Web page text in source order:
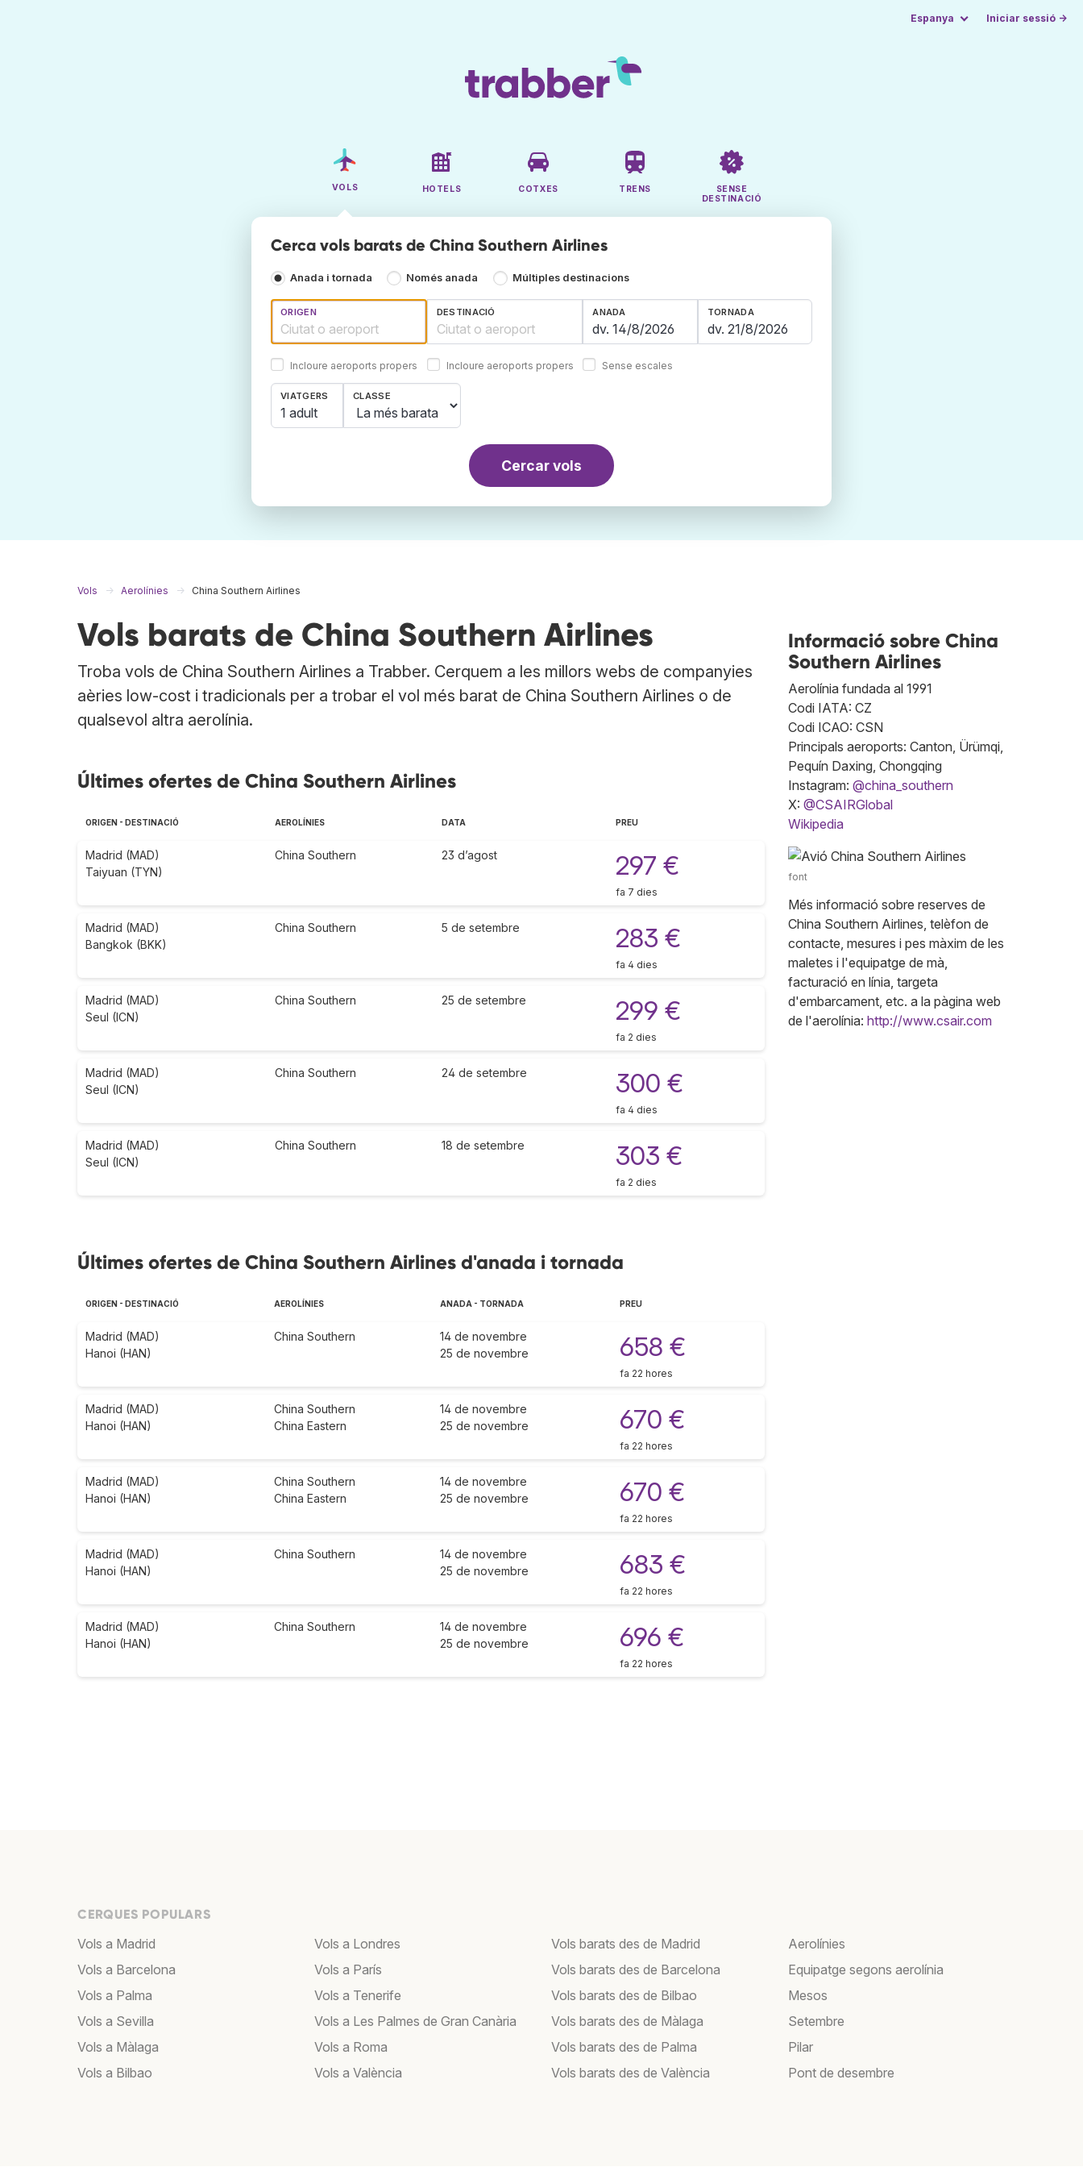
Espanya Iniciar sessió →
VOLS HOTELS COTXES TRENS
SENSE
DESTINACIÓ
Cerca vols barats de China Southern Airlines
Anada i tornada Només anada Múltiples destinacions
ORIGEN
Incloure aeroports propers
DESTINACIÓ
Incloure aeroports propers
ANADA TORNADA
Sense escales
VIATGERS
1 adult
CLASSE
Cercar vols
Vols Aerolínies China Southern Airlines
Vols barats de China Southern Airlines
Troba vols de China Southern Airlines a Trabber. Cerquem a les millors webs de companyies
aèries low-cost i tradicionals per a trobar el vol més barat de China Southern Airlines o de
qualsevol altra aerolínia.
Últimes ofertes de China Southern Airlines
ORIGEN - DESTINACIÓ AEROLÍNIES DATA PREU
Madrid (MAD)
Taiyuan (TYN)
China Southern 23 d’agost 297 €
fa 7 dies
Madrid (MAD)
Bangkok (BKK)
China Southern 5 de setembre 283 €
fa 4 dies
Madrid (MAD)
Seul (ICN)
China Southern 25 de setembre 299 €
fa 2 dies
Madrid (MAD)
Seul (ICN)
China Southern 24 de setembre 300 €
fa 4 dies
Madrid (MAD)
Seul (ICN)
China Southern 18 de setembre 303 €
fa 2 dies
Últimes ofertes de China Southern Airlines d'anada i tornada
ORIGEN - DESTINACIÓ AEROLÍNIES ANADA - TORNADA PREU
Madrid (MAD)
Hanoi (HAN)
China Southern
14 de novembre
25 de novembre
658 €
fa 22 hores
Madrid (MAD)
Hanoi (HAN)
China Southern
China Eastern
14 de novembre
25 de novembre
670 €
fa 22 hores
Madrid (MAD)
Hanoi (HAN)
China Southern
China Eastern
14 de novembre
25 de novembre
670 €
fa 22 hores
Madrid (MAD)
Hanoi (HAN)
China Southern
14 de novembre
25 de novembre
683 €
fa 22 hores
Madrid (MAD)
Hanoi (HAN)
China Southern
14 de novembre
25 de novembre
696 €
fa 22 hores
Informació sobre China
Southern Airlines
Aerolínia fundada al 1991
Codi IATA: CZ
Codi ICAO: CSN
Principals aeroports: Canton, Ürümqi,
Pequín Daxing, Chongqing
Instagram: @china_southern
X: @CSAIRGlobal
Wikipedia
font
Més informació sobre reserves de
China Southern Airlines, telèfon de
contacte, mesures i pes màxim de les
maletes i l'equipatge de mà,
facturació en línia, targeta
d'embarcament, etc. a la pàgina web
de l'aerolínia: http://www.csair.com
CERQUES POPULARS
Vols a Madrid
Vols a Barcelona
Vols a Palma
Vols a Sevilla
Vols a Màlaga
Vols a Bilbao
Vols a Londres
Vols a París
Vols a Tenerife
Vols a Les Palmes de Gran Canària
Vols a Roma
Vols a València
Vols barats des de Madrid
Vols barats des de Barcelona
Vols barats des de Bilbao
Vols barats des de Màlaga
Vols barats des de Palma
Vols barats des de València
Aerolínies
Equipatge segons aerolínia
Mesos
Setembre
Pilar
Pont de desembre